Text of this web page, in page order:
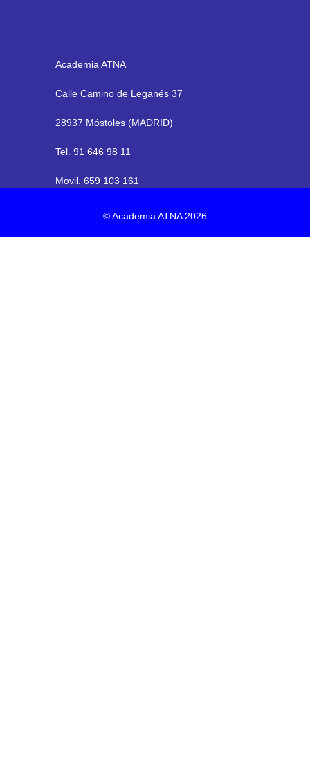
Academia ATNA
Calle Camino de Leganés 37
28937 Móstoles (MADRID)
Tel. 91 646 98 11
Movil. 659 103 161
© Academia ATNA 2026